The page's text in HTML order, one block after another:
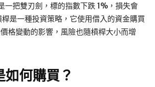
一把雙刃劍，標的指數下跌 1%，損失會
是一種投資策略，它使用借入的資金購買
格變動的影響，風險也隨槓桿大小而增
如何購買？